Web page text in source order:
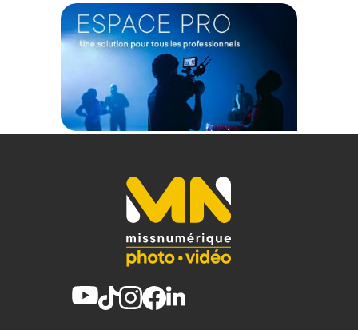
DIMENSIONS ET POIDS
Dimensions : 430 x 119 x 13 mm
Poids net : 580 grammes
FCC-ID, CE-RED, UKCA & RoHS
CONTENU DU CARTON
Offre valable jusqu'au 09-08-2026 inclus.
Clavier - Achat et Prix :5707795022082
Garantie 2 ans